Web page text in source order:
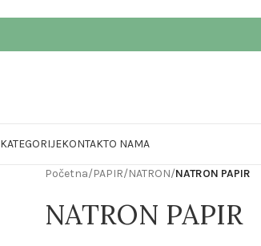
KATEGORIJEKONTAKTO NAMA
Početna/PAPIR/NATRON/NATRON PAPIR
NATRON PAPIR